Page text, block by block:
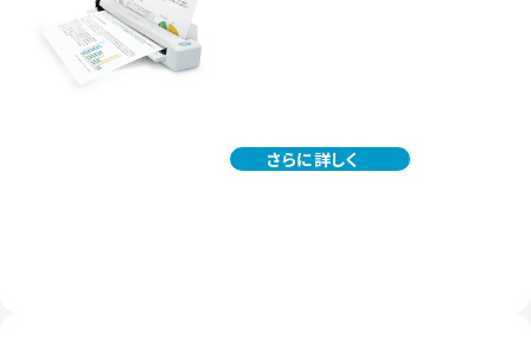
さらに詳しく